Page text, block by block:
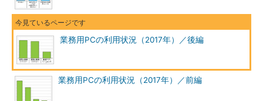
業務用PCの利用状況（2017年）／後編
業務用PCの利用状況（2017年）／前編